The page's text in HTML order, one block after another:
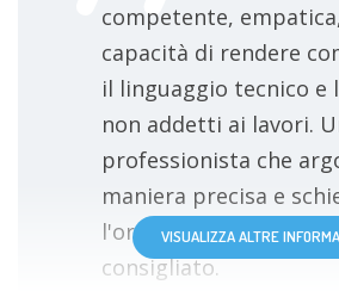
competente,
capacità di rendere
il linguaggio tecnico e
non addetti ai lavori.
professionista che
maniera precisa e
l'orientamento
consigliato.
VISUALIZZA ALTRE